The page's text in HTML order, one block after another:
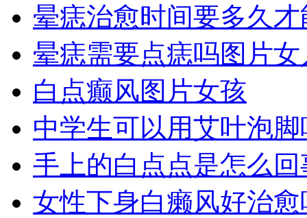
晕痣治愈时间要多久
晕痣需要点痣吗图片女
白点癫风图片女孩
中学生可以用艾叶泡
手上的白点点是怎么
女性下身白癞风好治愈